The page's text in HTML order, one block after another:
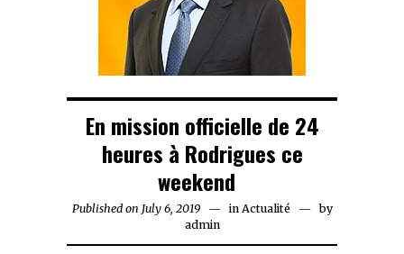
En mission officielle de 24
heures à Rodrigues ce
weekend
Published on July 6, 2019 in Actualité
by
admin